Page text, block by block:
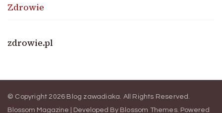
Zdrowie
zdrowie.pl
© Copyright 2026 Blog zawadiaka. All Rights Reserved.
Blossom Magazine | Developed By Blossom Themes. Powered